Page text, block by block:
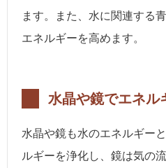
ます。また、水に関連する
エネルギーを高めます。
水晶や鏡でエネル
水晶や鏡も水のエネルギー
ルギーを浄化し、鏡は気の